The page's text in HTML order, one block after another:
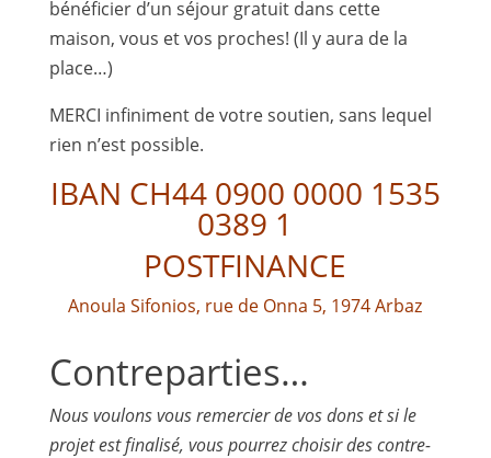
bénéficier d’un séjour gratuit dans cette
maison, vous et vos proches! (Il y aura de la
place…)
MERCI infiniment de votre soutien, sans lequel
rien n’est possible.
IBAN CH44 0900 0000 1535
0389 1
POSTFINANCE
Anoula Sifonios, rue de Onna 5, 1974 Arbaz
Contreparties…
Nous voulons vous remercier de vos dons et si le
projet est finalisé, vous pourrez choisir des contre-